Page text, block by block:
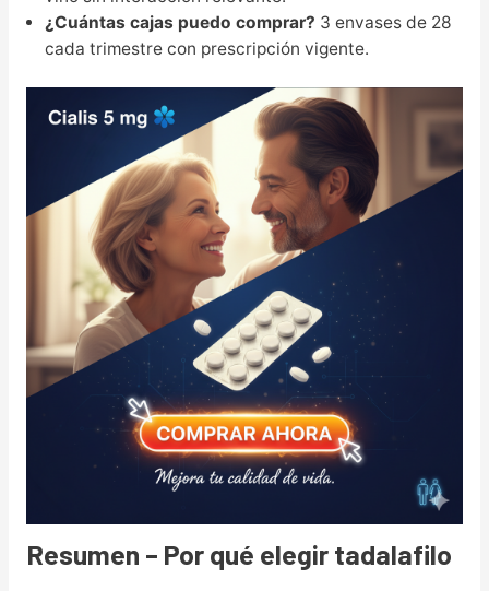
¿Cuántas cajas puedo comprar? 3 envases de 28
cada trimestre con prescripción vigente.
Resumen – Por qué elegir tadalafilo